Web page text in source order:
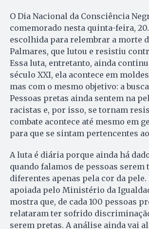
O Dia Nacional da Consciência
comemorado nesta quinta-feira,
escolhida para relembrar a morte
Palmares, que lutou e resistiu
Essa luta, entretanto, ainda
século XXI, ela acontece em
mas com o mesmo objetivo: a
Pessoas pretas ainda sentem na
racistas e, por isso, se tornam
combate acontece até mesmo em
para que se sintam pertencentes
A luta é diária porque ainda há
quando falamos de pessoas serem
diferentes apenas pela cor da pele.
apoiada pelo Ministério da
mostra que, de cada 100 pessoas
relataram ter sofrido
serem pretas. A análise ainda vai